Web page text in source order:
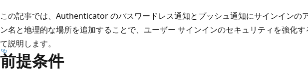
この記事では、Authenticator のパスワードレス通知とプッシュ通知にサインインの
ン名と地理的な場所を追加することで、ユーザー サインインのセキュリティを強化
て説明します。
前提条件